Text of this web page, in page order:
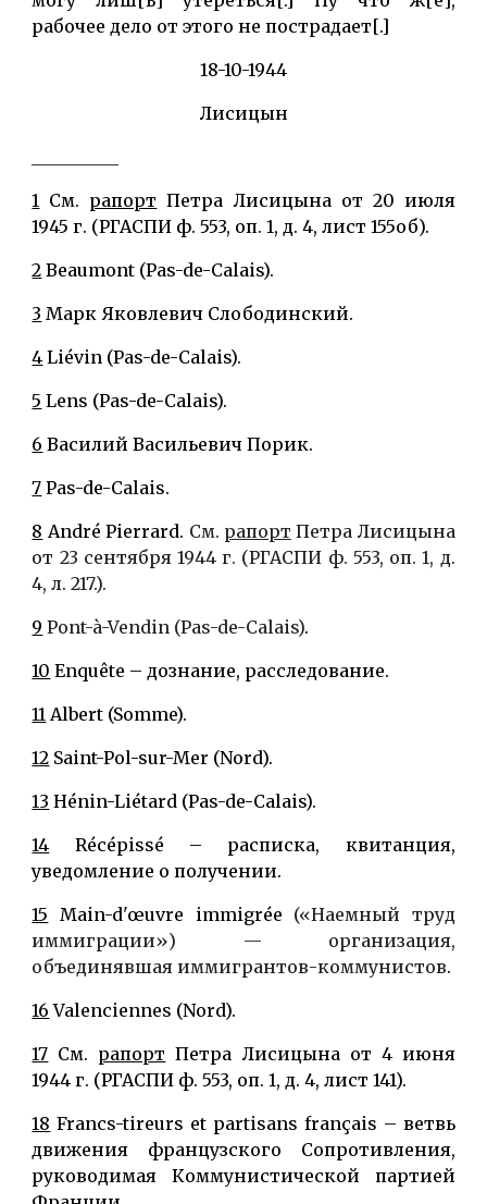
рабочее дело от этого не пострадает[.]
18-10-1944
Лисицын
1 См. рапорт Петра Лисицына от 20 июля
1945 г. (РГАСПИ ф. 553, оп. 1, д. 4, лист 155об).
2 Beaumont (Pas-de-Calais).
3 Марк Яковлевич Слободинский.
4 Liévin (Pas-de-Calais).
5 Lens (Pas-de-Calais).
6 Василий Васильевич Порик.
7 Pas-de-Calais.
8 André Pierrard. См. рапорт Петра Лисицына
от 23 сентября 1944 г. (РГАСПИ ф. 553, оп. 1, д.
4, л. 217.).
9 Pont-à-Vendin (Pas-de-Calais).
10 Еnquête – дознание, расследование.
11 Albert (Somme).
12 Saint-Pol-sur-Mer (Nord).
13 Hénin-Liétard (Pas-de-Calais).
14 Récépissé – расписка, квитанция,
уведомление о получении.
15 Main-d'œuvre immigrée («Наемный труд
иммиграции») — организация,
объединявшая иммигрантов-коммунистов.
16 Valenciennes (Nord).
17 См. рапорт Петра Лисицына от 4 июня
1944 г. (РГАСПИ ф. 553, оп. 1, д. 4, лист 141).
18 Francs-tireurs et partisans français – ветвь
движения французского Сопротивления,
руководимая Коммунистической партией